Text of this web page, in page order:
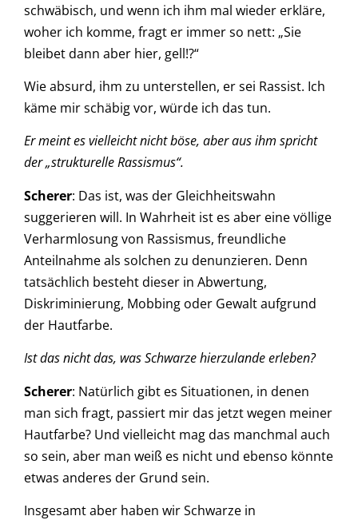
schwäbisch, und wenn ich ihm mal wieder erkläre,
woher ich komme, fragt er immer so nett: „Sie
bleibet dann aber hier, gell!?“
Wie absurd, ihm zu unterstellen, er sei Rassist. Ich
käme mir schäbig vor, würde ich das tun.
Er meint es vielleicht nicht böse, aber aus ihm spricht
der „strukturelle Rassismus“.
Scherer: Das ist, was der Gleichheitswahn
suggerieren will. In Wahrheit ist es aber eine völlige
Verharmlosung von Rassismus, freundliche
Anteilnahme als solchen zu denunzieren. Denn
tatsächlich besteht dieser in Abwertung,
Diskriminierung, Mobbing oder Gewalt aufgrund
der Hautfarbe.
Ist das nicht das, was Schwarze hierzulande erleben?
Scherer: Natürlich gibt es Situationen, in denen
man sich fragt, passiert mir das jetzt wegen meiner
Hautfarbe? Und vielleicht mag das manchmal auch
so sein, aber man weiß es nicht und ebenso könnte
etwas anderes der Grund sein.
Insgesamt aber haben wir Schwarze in